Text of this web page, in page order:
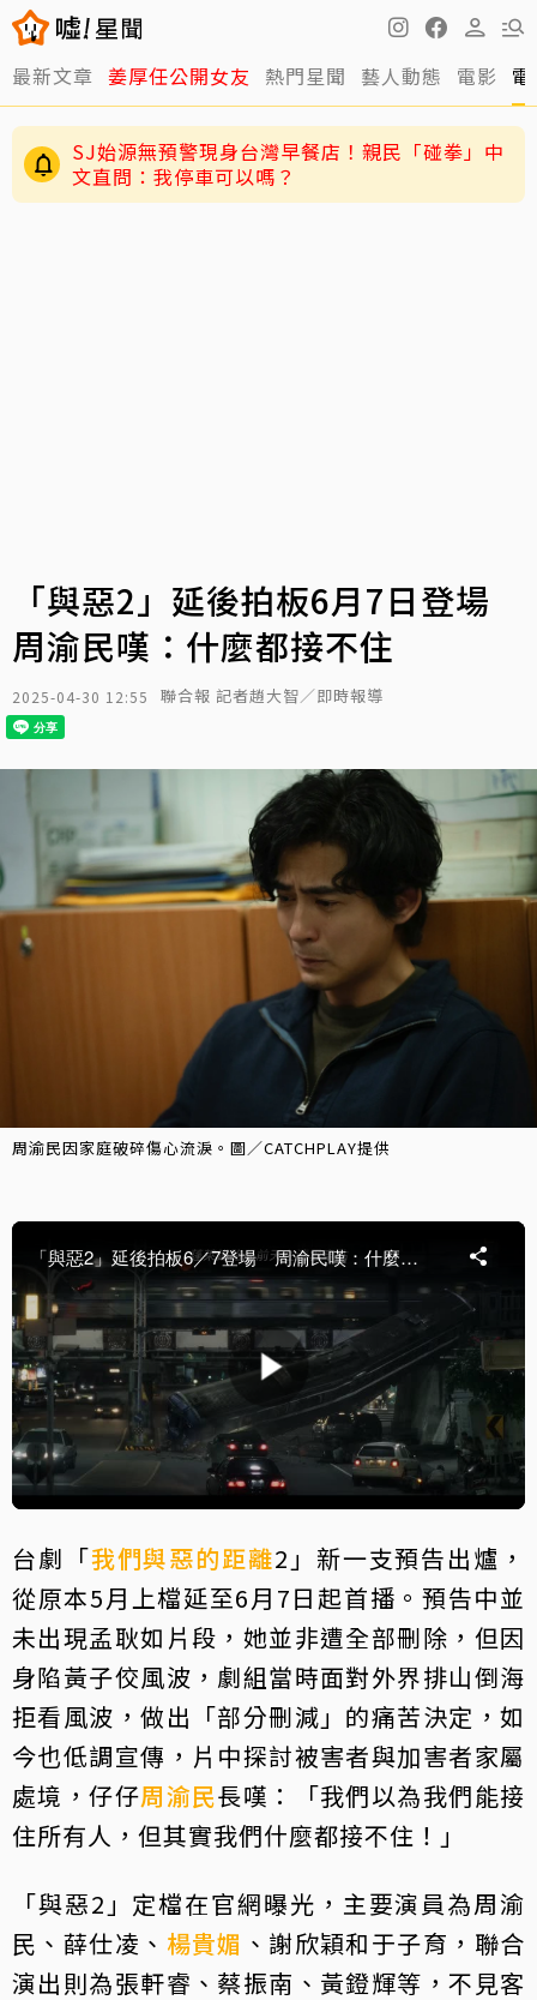
最新文章 姜厚任公開女友 熱門星聞 藝人動態 電影
SJ始源無預警現身台灣早餐店！親民「碰拳」中
文直問：我停車可以嗎？
「與惡2」延後拍板6月7日登場
周渝民嘆：什麼都接不住
2025-04-30 12:55 聯合報 記者趙大智／即時報導
周渝民因家庭破碎傷心流淚。圖／CATCHPLAY提供
台劇「我們與惡的距離2」新一支預告出爐，
從原本5月上檔延至6月7日起首播。預告中並
未出現孟耿如片段，她並非遭全部刪除，但因
身陷黃子佼風波，劇組當時面對外界排山倒海
拒看風波，做出「部分刪減」的痛苦決定，如
今也低調宣傳，片中探討被害者與加害者家屬
處境，仔仔周渝民長嘆：「我們以為我們能接
住所有人，但其實我們什麼都接不住！」
「與惡2」定檔在官網曝光，主要演員為周渝
民、薛仕凌、 楊貴媚 、謝欣穎和于子育，聯合
演出則為張軒睿、蔡振南、黃鐙輝等，不見客